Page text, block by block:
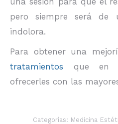
pero siempre será de
indolora.
Para obtener una
tratamientos que en
ofrecerles con las
Categorías: Medicina